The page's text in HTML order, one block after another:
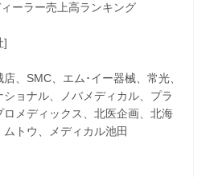
ーラー売上高ランキング
]
、SMC、エム･イー器械、常光、
ョナル、ノバメディカル、プラ
ロメディックス、北医企画、北海
ムトウ、メディカル池田